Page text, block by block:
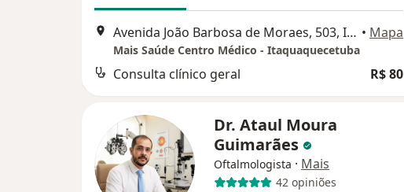
Avenida João Barbosa de Moraes, 503, Itaquaquecetuba • Mapa
Mais Saúde Centro Médico - Itaquaquecetuba
Consulta clínico geral R$ 80
Dr. Ataul Moura
Guimarães
Oftalmologista · Mais
42 opiniões